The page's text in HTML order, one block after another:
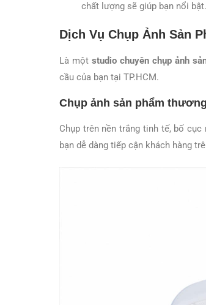
chất lượng sẽ giúp bạn nổi bật.
Dịch Vụ Chụp Ảnh Sản
Là một studio chuyên chụp ảnh
cầu của bạn tại TP.HCM.
Chụp ảnh sản phẩm
Chụp trên nền trắng tinh tế, bố
bạn dễ dàng tiếp cận khách hàng